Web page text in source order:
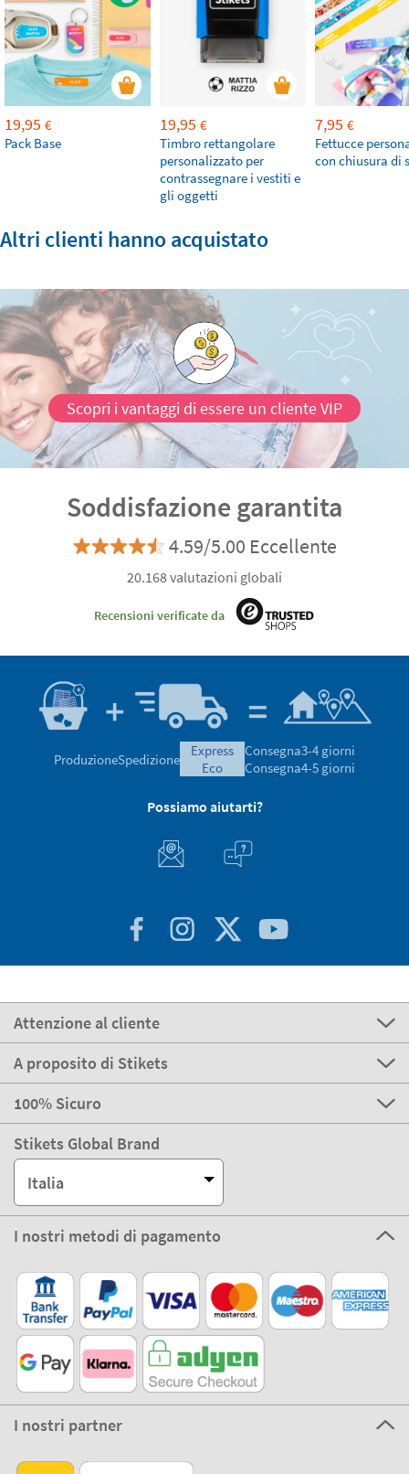
19,95 €
Pack Base
19,95 €
Timbro rettangolare
personalizzato per
contrassegnare i vestiti e
gli oggetti
7,95 €
Fettucce
con chiusura di
Altri clienti hanno acquistato
Scopri i vantaggi di essere un cliente VIP
Soddisfazione garantita
4.59/5.00 Eccellente
20.168 valutazioni globali
Recensioni verificate da
ProduzioneSpedizione
express
eco
Consegna3-4 giorni
Consegna4-5 giorni
Possiamo aiutarti?
Attenzione al cliente
A proposito di Stikets
100% Sicuro
Stikets Global Brand
Italia
I nostri metodi di pagamento
I nostri partner